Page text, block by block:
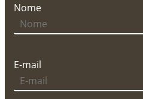
Nome
E-mail